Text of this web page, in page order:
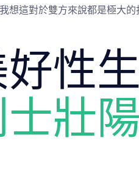
想這對於雙方來說都是極大
性
壯陽